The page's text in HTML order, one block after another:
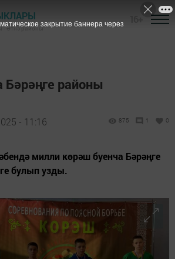
- Әтнә районы
районы
- 11:16 875 1 0
милли көрәш буенча Бәрәңге
булып узды.
закрытие баннера через